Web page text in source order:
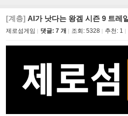
[계층] AI가 낫다는 왕겜 시즌 9 트레
제로섬게임 댓글: 7 개 조회: 5328 추천: 1